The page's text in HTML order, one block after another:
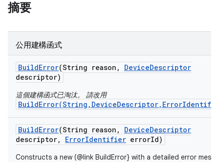
摘要
公用建構函式
BuildError(String reason , DeviceDescriptor
descriptor)
這個建構函式已淘汰。 請改用
BuildError(String reason , DeviceDescriptor
descriptor, ErrorIdentifier errorId)
Constructs a new (@link BuildError} with a detailed error